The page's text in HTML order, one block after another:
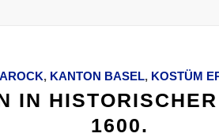
, KANTON BASEL, KOSTÜM
IN
1600.